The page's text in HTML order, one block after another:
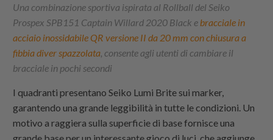
Una combinazione sportiva ispirata al Rollball del Seiko
Prospex SPB151 Captain Willard 2020 Black e bracciale in
acciaio inossidabile QR versione II da 20 mm con chiusura a
fibbia diver spazzolata , consente agli utenti di cambiare il
bracciale in pochi secondi
I quadranti presentano Seiko Lumi Brite sui marker,
garantendo una grande leggibilità in tutte le condizioni. Un
motivo a raggiera sulla superficie di base fornisce una
grande base per un interessante gioco di luci, che aggiunge